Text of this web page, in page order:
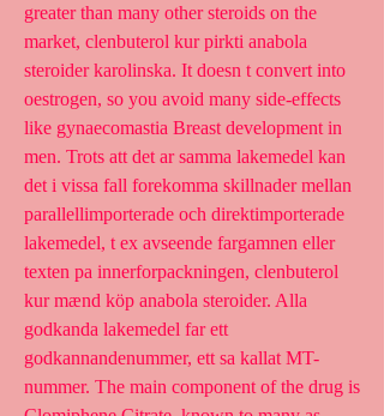
greater than many other steroids on the
market, clenbuterol kur pirkti anabola
steroider karolinska. It doesn t convert into
oestrogen, so you avoid many side-effects
like gynaecomastia Breast development in
men. Trots att det ar samma lakemedel kan
det i vissa fall forekomma skillnader mellan
parallellimporterade och direktimporterade
lakemedel, t ex avseende fargamnen eller
texten pa innerforpackningen, clenbuterol
kur mænd köp anabola steroider. Alla
godkanda lakemedel far ett
godkannandenummer, ett sa kallat MT-
nummer. The main component of the drug is